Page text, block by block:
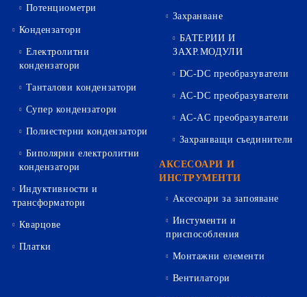
Потенциометри
Кондензатори
Електролитни
кондензатори
Танталови кондензатори
Супер кондензатори
Полиестерни кондензатори
Биполярни електролитни
кондензатори
Индуктивности и
трансформатори
Кварцове
Платки
Захранване
БАТЕРИИ И
ЗАХР.МОДУЛИ
DC-DC преобразуватели
AC-DC преобразуватели
AC-AC преобразуватели
Захранващи съединители
АКСЕСОАРИ И
ИНСТРУМЕНТИ
Аксесоари за запояване
Инстументи и
приспособления
Монтажни елементи
Вентилатори